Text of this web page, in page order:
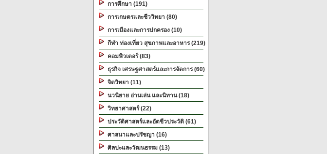
การศึกษา (191)
การเกษตรและชีววิทยา (80)
การเมืองและการปกครอง (10)
กีฬา ท่องเที่ยว สุขภาพและอาหาร (219)
คอมพิวเตอร์ (83)
ธุรกิจ เศรษฐศาสตร์และการจัดการ (60)
จิตวิทยา (11)
นวนิยาย อ่านเล่น และนิทาน (18)
วิทยาศาสตร์ (22)
ประวัติศาสตร์และอัตชีวประวัติ (61)
ศาสนาและปรัชญา (16)
ศิลปะและวัฒนธรรม (13)